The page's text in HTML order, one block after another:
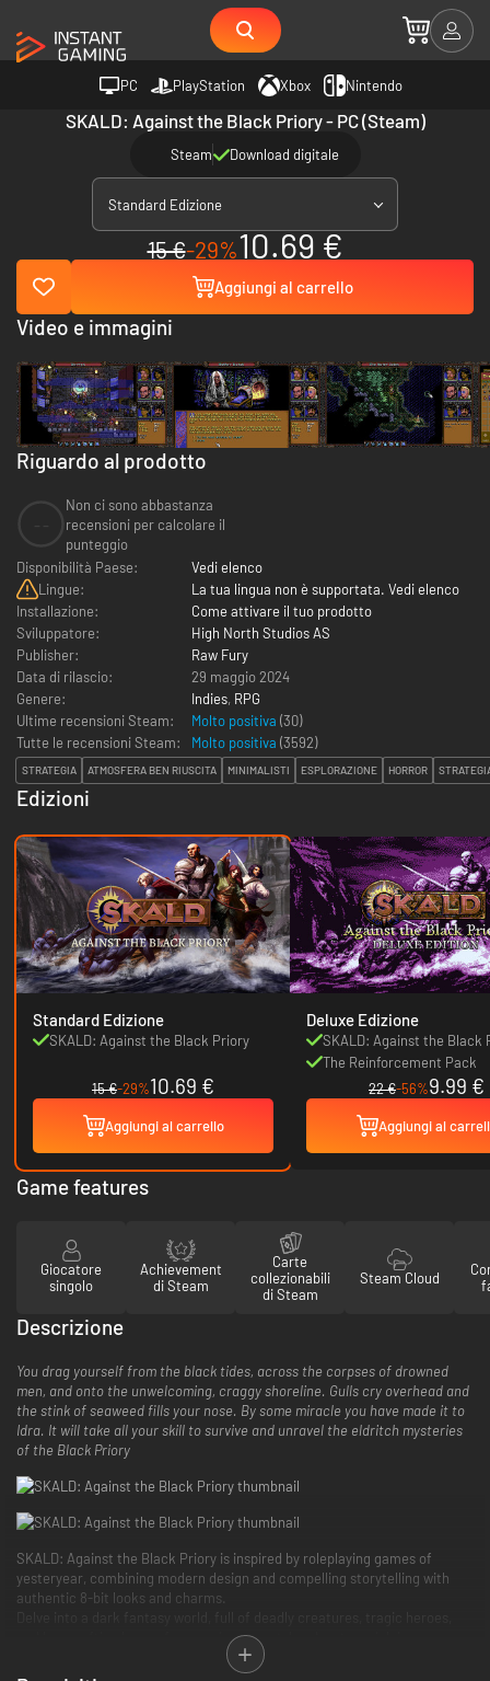
PC PlayStation Xbox Nintendo
SKALD: Against the Black Priory - PC (Steam)
Steam Download digitale
Standard Edizione
15 €-29%10.69 €
Aggiungi al carrello
Riguardo al prodotto
Non ci sono abbastanza
recensioni per calcolare il
punteggio
Disponibilità Paese:
Vedi elenco
Lingue:
La tua lingua non è supportata. Vedi elenco
Installazione:
Come attivare il tuo prodotto
Sviluppatore:
High North Studios AS
Publisher:
Raw Fury
Data di rilascio:
29 maggio 2024
Genere:
Indies, RPG
Ultime recensioni Steam:
Molto positiva (30)
Tutte le recensioni Steam:
Molto positiva (3592)
STRATEGIA ATMOSFERA BEN RIUSCITA MINIMALISTI ESPLORAZIONE HORROR
Edizioni
Standard Edizione
SKALD: Against the Black Priory
15 €-29%10.69 €
Aggiungi al carrello
Deluxe Edizione
SKALD: Against the Black
The Reinforcement Pack
22 €-56%9.99 €
Aggiungi al
Video e immagini
Game features
Giocatore
singolo
Achievement
di Steam
Carte
collezionabili
di Steam
Steam Cloud
Descrizione
You drag yourself from the black tides, across the corpses of drowned
men, and onto the unwelcoming, craggy shoreline. Gulls cry overhead and
the stink of seaweed fills your nose. By some miracle you have made it to
Idra. It will take all your skill to survive and unravel the eldritch mysteries
of the Black Priory
SKALD: Against the Black Priory is inspired by roleplaying games of
yesteryear, combining modern design and compelling storytelling with
authentic 8-bit looks and charms.
and lovecraftian horror for an epic retro-style adventure rich in
exploration and tactical, turn-based combat.
Do you have what it takes to lead a company of broken heroes from the